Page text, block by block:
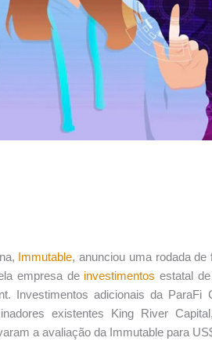
Immutable, anunciou uma rodada
empresa deinvestimentos estatal
Investimentos adicionais da ParaFi
existentes King River
a avaliação da Immutable para